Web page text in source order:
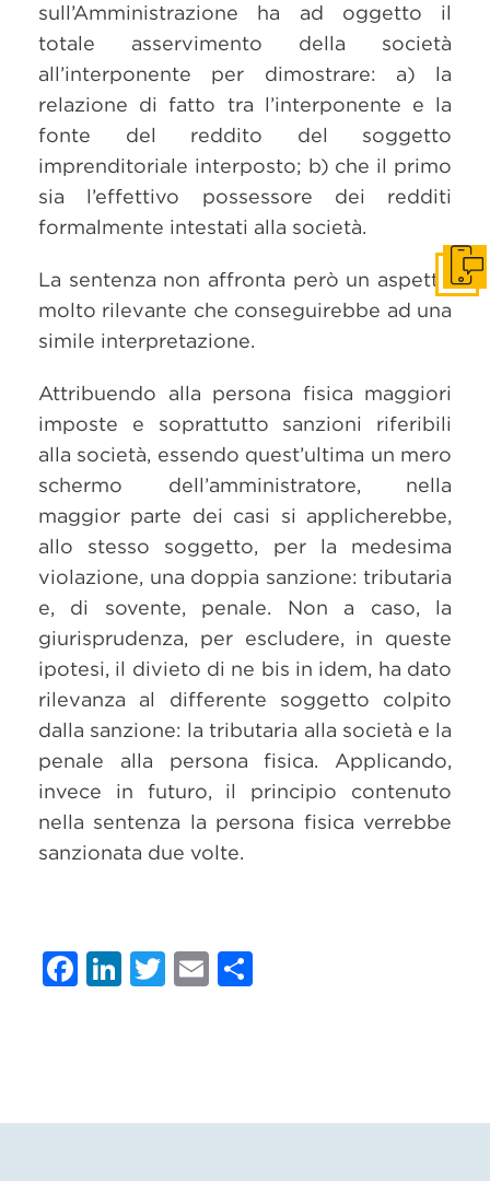
sull’Amministrazione ha ad oggetto il
totale asservimento della società
all’interponente per dimostrare: a) la
relazione di fatto tra l’interponente e la
fonte del reddito del soggetto
imprenditoriale interposto; b) che il primo
sia l’effettivo possessore dei redditi
formalmente intestati alla società.
La sentenza non affronta però un aspetto
molto rilevante che conseguirebbe ad una
simile interpretazione.
Attribuendo alla persona fisica maggiori
imposte e soprattutto sanzioni riferibili
alla società, essendo quest’ultima un mero
schermo dell’amministratore, nella
maggior parte dei casi si applicherebbe,
allo stesso soggetto, per la medesima
violazione, una doppia sanzione: tributaria
e, di sovente, penale. Non a caso, la
giurisprudenza, per escludere, in queste
ipotesi, il divieto di ne bis in idem, ha dato
rilevanza al differente soggetto colpito
dalla sanzione: la tributaria alla società e la
penale alla persona fisica. Applicando,
invece in futuro, il principio contenuto
nella sentenza la persona fisica verrebbe
sanzionata due volte.
Facebook
LinkedIn
Twitter
Email
Get